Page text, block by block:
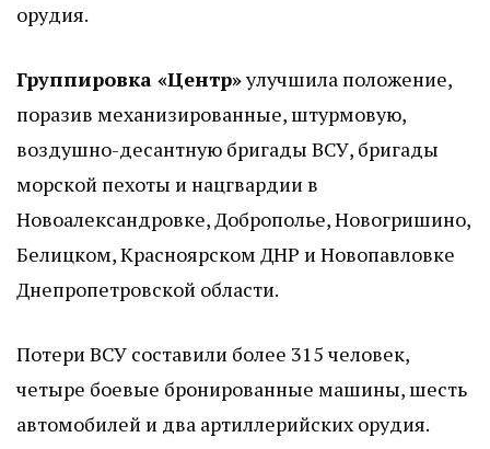
орудия.
Группировка «Центр»улучшила положение,
поразив механизированные, штурмовую,
воздушно-десантную бригады ВСУ, бригады
морской пехоты и нацгвардии в
Новоалександровке, Доброполье, Новогришино,
Белицком, Красноярском ДНР и Новопавловке
Днепропетровской области.
Потери ВСУ составили более 315 человек,
четыре боевые бронированные машины, шесть
автомобилей и два артиллерийских орудия.